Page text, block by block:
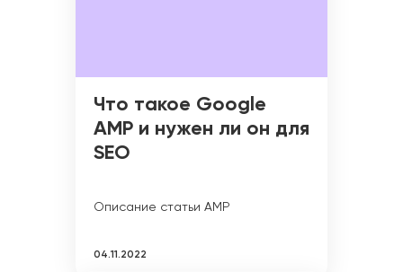
Что такое Google
AMP и нужен ли он для
SEO
Описание статьи AMP
04.11.2022